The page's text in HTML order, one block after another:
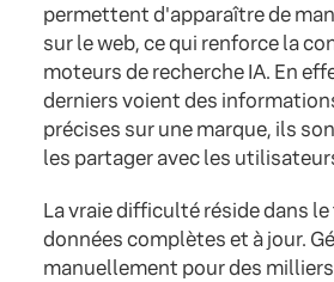
permettent d'apparaître de
sur le web, ce qui renforce la
moteurs de recherche IA. En
derniers voient des
précises sur une marque, ils
les partager avec les
La vraie difficulté réside dans
données complètes et à jour.
manuellement pour des milliers